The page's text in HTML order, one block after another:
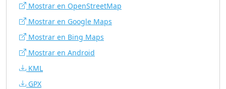
Mostrar en OpenStreetMap
Mostrar en Google Maps
Mostrar en Bing Maps
Mostrar en Android
KML
GPX